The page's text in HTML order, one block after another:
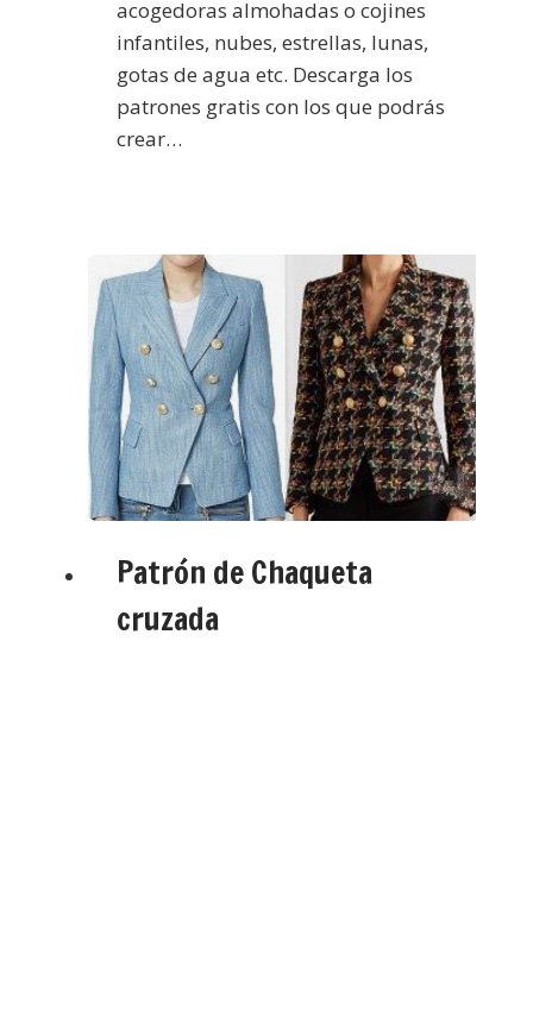
acogedoras almohadas o cojines
infantiles, nubes, estrellas, lunas,
gotas de agua etc. Descarga los
patrones gratis con los que podrás
crear…
Patrón de Chaqueta
cruzada